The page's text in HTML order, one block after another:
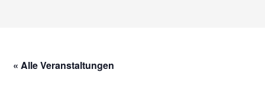
« Alle Veranstaltungen